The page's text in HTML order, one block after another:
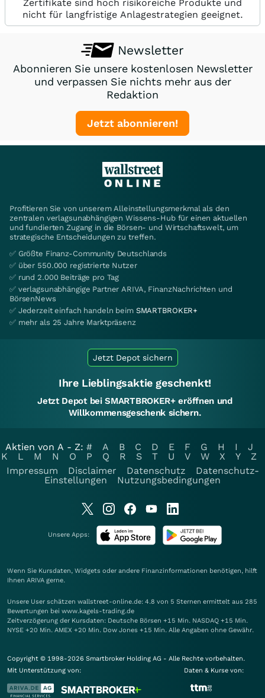
Zertifikate sind hoch risikoreiche Produkte und
nicht für langfristige Anlagestrategien geeignet.
Newsletter
Abonnieren Sie unsere kostenlosen Newsletter
und verpassen Sie nichts mehr aus der
Redaktion
Jetzt abonnieren!
Profitieren Sie von unserem Alleinstellungsmerkmal als den
zentralen verlagsunabhängigen Wissens-Hub für einen aktuellen
und fundierten Zugang in die Börsen- und Wirtschaftswelt, um
strategische Entscheidungen zu treffen.
✅ Größte Finanz-Community Deutschlands
✅ über 550.000 registrierte Nutzer
✅ rund 2.000 Beiträge pro Tag
✅ verlagsunabhängige Partner ARIVA, FinanzNachrichten und
BörsenNews
✅ Jederzeit einfach handeln beim SMARTBROKER+
✅ mehr als 25 Jahre Marktpräsenz
Jetzt Depot sichern
Ihre Lieblingsaktie geschenkt!
Jetzt Depot bei SMARTBROKER+ eröffnen und
Willkommensgeschenk sichern.
Aktien von A - Z: # A B C D E F G H I
J
K
L M N O P Q R S T U V W X Y
Z
Impressum
Disclaimer Datenschutz
Datenschutz-
Einstellungen
Nutzungsbedingungen
Unsere Apps:
Wenn Sie Kursdaten, Widgets oder andere Finanzinformationen benötigen, hilft
Ihnen ARIVA gerne.
Unsere User schätzen wallstreet-online.de: 4.8 von 5 Sternen ermittelt aus 285
Bewertungen bei www.kagels-trading.de
Zeitverzögerung der Kursdaten: Deutsche Börsen +15 Min. NASDAQ +15 Min.
NYSE +20 Min. AMEX +20 Min. Dow Jones +15 Min. Alle Angaben ohne Gewähr.
Copyright © 1998-2026 Smartbroker Holding AG - Alle Rechte vorbehalten.
Mit Unterstützung von:
Daten & Kurse von: